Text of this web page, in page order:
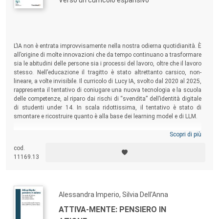
contemporaneo in pedagogia, didattica, psicologia
efficaci nei percorsi di educazione, istruzione e formazione,
scolastica ed extrascolastica, lungo tutto l’arco della vita.
Oggetti di interesse sono quindi l’educazione e la
formazione improntate dall’evidenza quantitativa e
qualitativa, l’apprendimento esperienziale in diversi
contesti - dal gioco spontaneo del bambino all’interazione
mediata dai social network -, i linguaggi mediali per
l’apprendimento e le tecnologie in grado di promuoverlo, il
un vasto spettro di bisogni educativi, la gamification, la
prodotti mono e multimediali per l’infanzia e il gioco
educativo nelle sue varie forme e accezioni.
La collana accoglie contributi di studiosi italiani e di altri
L’IA non è entrata improvvisamente nella nostra odierna quotidianità. È
all’origine di molte innovazioni che da tempo continuano a trasformare
sia le abitudini delle persone sia i processi del lavoro, oltre che il lavoro
stesso. Nell’educazione il tragitto è stato altrettanto carsico, non-
lineare, a volte invisibile. Il curricolo di Lucy IA, svolto dal 2020 al 2025,
rappresenta il tentativo di coniugare una nuova tecnologia e la scuola
delle competenze, al riparo dai rischi di “svendita” dell’identità digitale
di studenti under 14. In scala ridottissima, il tentativo è stato di
smontare e ricostruire quanto è alla base dei learning model e di LLM.
Scopri di più
cod.
11169.13
Alessandra Imperio, Silvia Dell'Anna
ATTIVA-MENTE: PENSIERO IN